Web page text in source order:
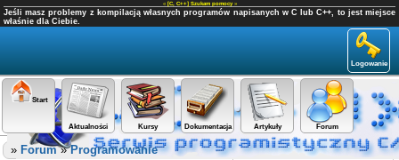
« [C, C++] Szukam pomocy»
Jeśli masz problemy z kompilacją własnych programów napisanych w C lub C++, to jest miejsce
właśnie dla Ciebie.
Logowanie
Start
Aktualności Kursy Dokumentacja Artykuły Forum
Panel użytkownika
» Forum»Programowanie